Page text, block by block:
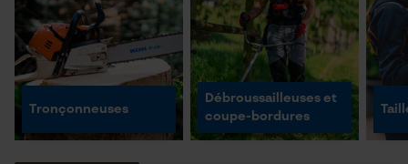
Tronçonneuses
Débroussailleuses et
coupe-bordures